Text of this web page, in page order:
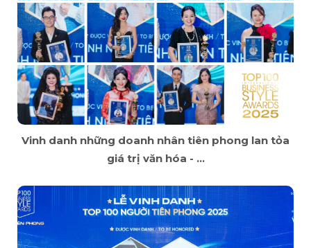
Vinh danh những doanh nhân tiên phong lan tỏa
giá trị văn hóa - ...